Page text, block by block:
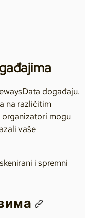
događaju.
na različitim
mogu
vaše
i spremni